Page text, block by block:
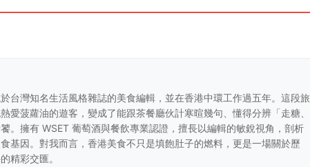
台灣知名生活風格雜誌的美食編輯，並在香港中環工作過五年。這段旅
愛菠蘿油的遊客，變成了能跟茶餐廳伙計寒暄幾句、懂得分辨「走糖、
。擁有 WSET 葡萄酒與餐飲專業認證，擅長以編輯的敏銳視角，剖析
基因。對我而言，香港美食不只是填飽肚子的燃料，更是一場關於歷
精彩交匯。